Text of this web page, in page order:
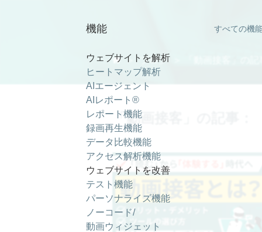
機能 すべての機
ウェブサイトを解析
ヒートマップ解析
AIエージェント
AIレポート®
レポート機能
録画再生機能
データ比較機能
アクセス解析機能
ウェブサイトを改善
テスト機能
パーソナライズ機能
ノーコード/
動画ウィジェット
 ＞ ブログ
「動画接客」の記事：